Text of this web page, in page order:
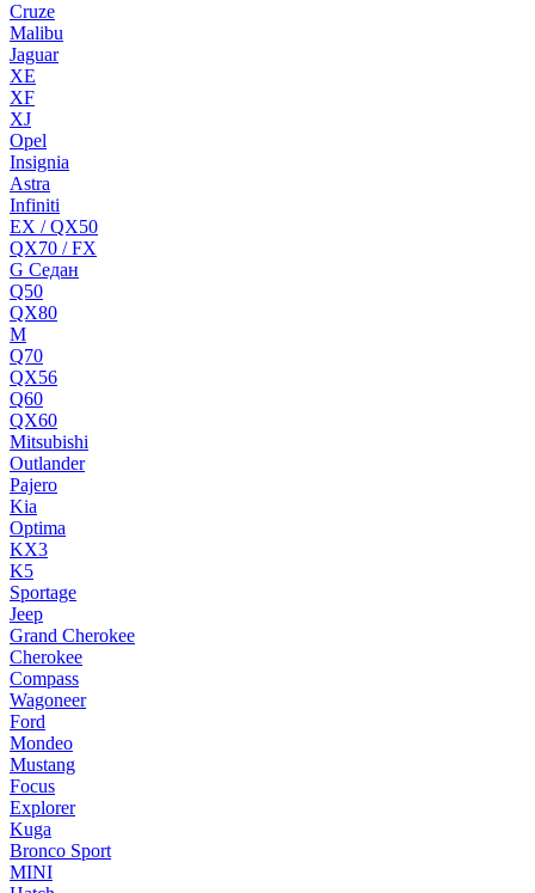
Cruze
Malibu
Jaguar
XE
XF
XJ
Opel
Insignia
Astra
Infiniti
EX / QX50
QX70 / FX
G Cедан
Q50
QX80
M
Q70
QX56
Q60
QX60
Mitsubishi
Outlander
Pajero
Kia
Optima
KX3
K5
Sportage
Jeep
Grand Cherokee
Cherokee
Compass
Wagoneer
Ford
Mondeo
Mustang
Focus
Explorer
Kuga
Bronco Sport
MINI